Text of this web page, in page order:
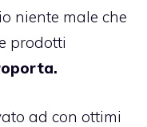
niente male che
prodotti
ad con ottimi